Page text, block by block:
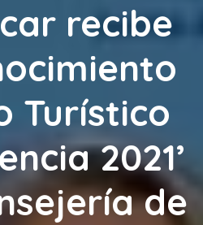
recibe
Turístico
2021’
de